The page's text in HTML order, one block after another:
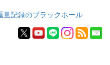
量記録のブラックホール